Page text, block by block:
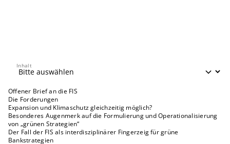
Inhalt
Inhalt
Offener Brief an die FIS
Die Forderungen
Expansion und Klimaschutz gleichzeitig möglich?
Besonderes Augenmerk auf die Formulierung und Operationalisierung
von „grünen Strategien“
Der Fall der FIS als interdisziplinärer Fingerzeig für grüne
Bankstrategien